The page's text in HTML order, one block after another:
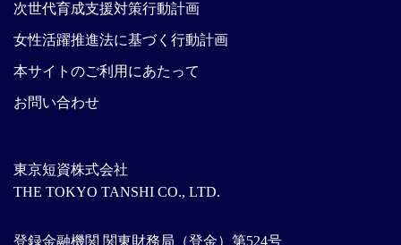
東京短資株式会社
THE TOKYO TANSHI CO., LTD.
登録金融機関 関東財務局（登金）第524号
次世代育成支援対策行動計画
女性活躍推進法に基づく行動計画
本サイトのご利用にあたって
お問い合わせ